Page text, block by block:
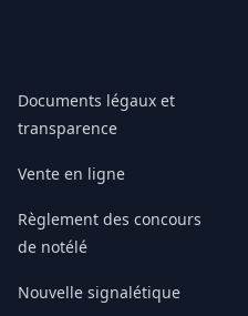
Documents légaux et
transparence
Vente en ligne
Règlement des concours
de notélé
Nouvelle signalétique